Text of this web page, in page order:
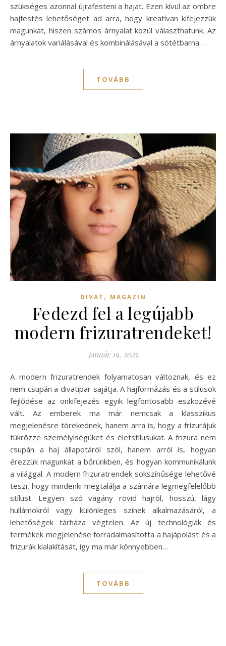
szükséges azonnal újrafesteni a hajat. Ezen kívül az ombre
hajfestés lehetőséget ad arra, hogy kreatívan kifejezzük
magunkat, hiszen számos árnyalat közül választhatunk. Az
árnyalatok variálásával és kombinálásával a sötétbarna…
TOVÁBB
DIVAT , MAGAZIN
Fedezd fel a legújabb
modern frizuratrendeket!
január 19, 2025
A modern frizuratrendek folyamatosan változnak, és ez
nem csupán a divatipar sajátja. A hajformázás és a stílusok
fejlődése az önkifejezés egyik legfontosabb eszközévé
vált. Az emberek ma már nemcsak a klasszikus
megjelenésre törekednek, hanem arra is, hogy a frizurájuk
tükrözze személyiségüket és életstílusukat. A frizura nem
csupán a haj állapotáról szól, hanem arról is, hogyan
érezzük magunkat a bőrünkben, és hogyan kommunikálunk
a világgal. A modern frizuratrendek sokszínűsége lehetővé
teszi, hogy mindenki megtalálja a számára legmegfelelőbb
stílust. Legyen szó vagány rövid hajról, hosszú, lágy
hullámokról vagy különleges színek alkalmazásáról, a
lehetőségek tárháza végtelen. Az új technológiák és
termékek megjelenése forradalmasította a hajápolást és a
frizurák kialakítását, így ma már könnyebben…
TOVÁBB